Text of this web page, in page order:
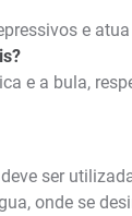
e
e a bula,
ser
onde se